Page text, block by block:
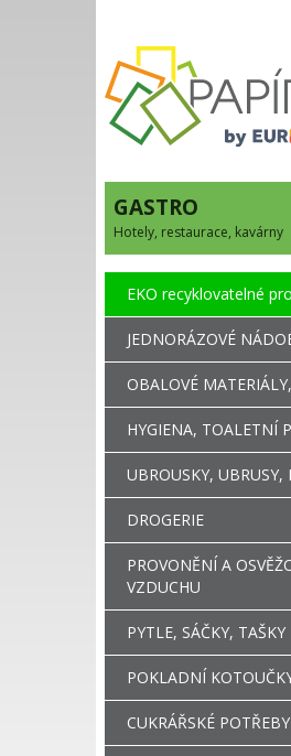
GASTRO
Hotely, restaurace, kavárny
EKO recyklovatelné
JEDNORÁZOVÉ
OBALOVÉ
HYGIENA, TOALETNÍ
UBROUSKY, UBRUSY,
DROGERIE
PROVONĚNÍ A
VZDUCHU
PYTLE, SÁČKY, TAŠKY
POKLADNÍ
CUKRÁŘSKÉ POTŘEBY